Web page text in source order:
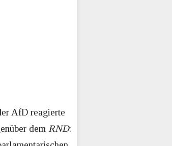
AfD reagierte
dem RND: